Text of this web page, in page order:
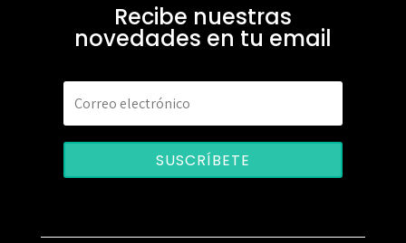
Recibe nuestras
novedades en tu email
SUSCRÍBETE